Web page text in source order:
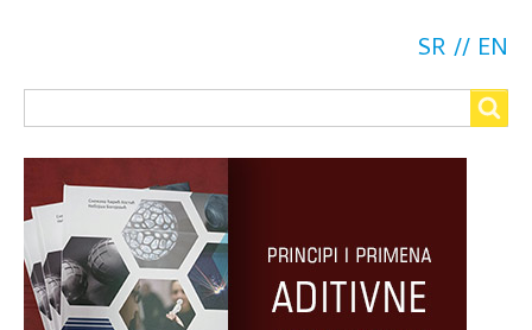
SR EN
Search